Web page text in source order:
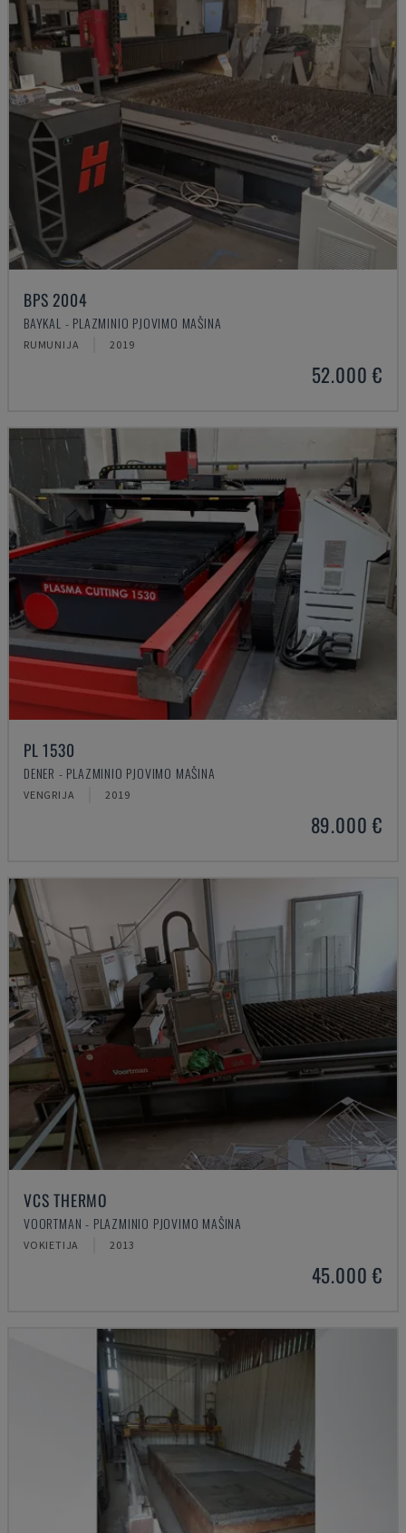
BPS 2004
BAYKAL - PLAZMINIO PJOVIMO MAŠINA
RUMUNIJA 2019
52.000 €
PL 1530
DENER - PLAZMINIO PJOVIMO MAŠINA
VENGRIJA 2019
89.000 €
VCS THERMO
VOORTMAN - PLAZMINIO PJOVIMO MAŠINA
VOKIETIJA 2013
45.000 €